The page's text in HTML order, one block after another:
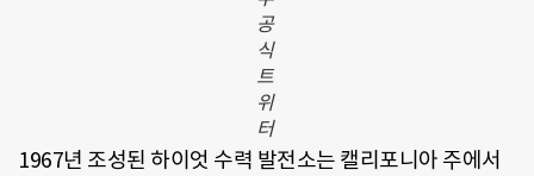
공
식
트
위
터
1967년 조성된 하이엇 수력 발전소는 캘리포니아 주에서